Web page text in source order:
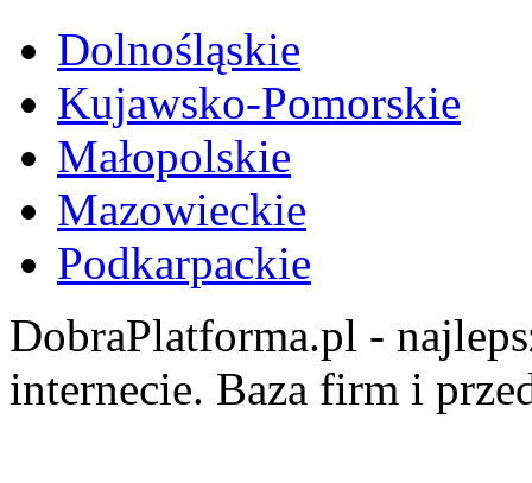
Dolnośląskie
Kujawsko-Pomorskie
Małopolskie
Mazowieckie
Podkarpackie
DobraPlatforma.pl -
internecie. Baza firm i